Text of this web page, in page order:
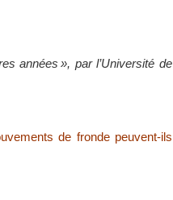
années », par l’Université de
de fronde peuvent-ils